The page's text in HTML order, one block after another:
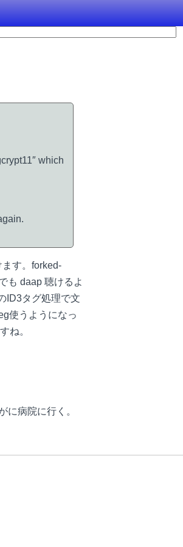
which
す。forked-
も daap 聴けるよ
ID3タグ処理で文
使うようになっ
ね。
に病院に行く。